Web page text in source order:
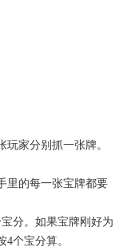
家分别抓一张牌。
里的每一张宝牌都要
分。如果宝牌刚好为
个宝分算。